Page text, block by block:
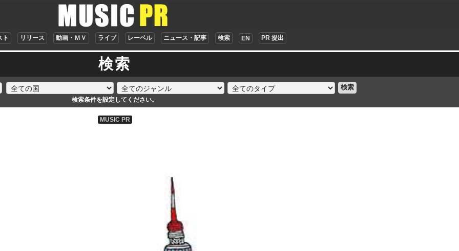
ト リリース 動画・ＭＶ ライブ レーベル ニュース・記事 検索 EN PR 提出
検索
検索
検索条件を設定してください。
MUSIC PR